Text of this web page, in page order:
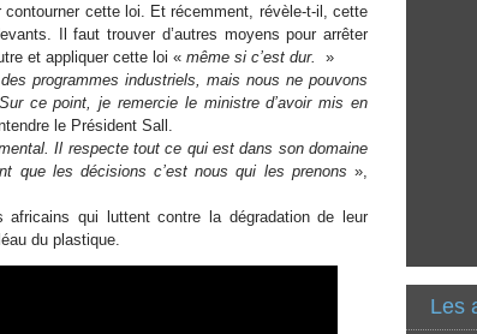
cette loi. Et récemment, révèle-t-il, cette
Il faut trouver d’autres moyens pour arrêter
et appliquer cette loi « même si c’est dur.
»
programmes industriels, mais nous ne pouvons
ce point, je remercie le ministre d’avoir mis en
le Président Sall.
Il respecte tout ce qui est dans son domaine
que les décisions c’est nous qui les prenons »,
qui luttent contre la dégradation de leur
du plastique.
Les